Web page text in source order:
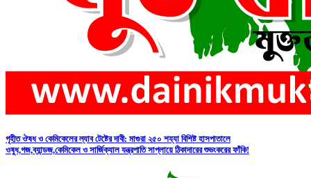
গৃহীত ঔষধ ও কেমিকেলের ল্যাব টেষ্টের দাবী: মাগুরা ২৫০ শয্যা বিশিষ্ট হাসপাতালে
ওষুধ,গজ,ব্যান্ডজ,কেমিকেল ও সার্জিক্যাল যন্ত্রপাতি সাপ্লায়ে ঠিকাদারের শুভংকরের ফাঁকি!